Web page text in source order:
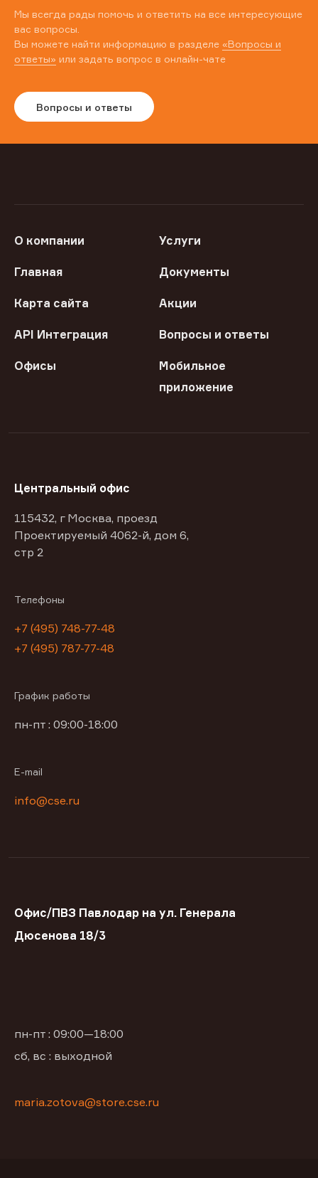
Мы всегда рады помочь и ответить на все интересующие
вас вопросы.
Вы можете найти информацию в разделе «Вопросы и
ответы» или задать вопрос в онлайн-чате
Вопросы и ответы
О компании Услуги
Главная Документы
Карта сайта Акции
API Интеграция Вопросы и ответы
Офисы
Мобильное
приложение
Центральный офис
115432, г Москва, проезд
Проектируемый 4062-й, дом 6,
стр 2
Телефоны
+7 (495) 748-77-48
+7 (495) 787-77-48
График работы
пн-пт : 09:00-18:00
E-mail
info@cse.ru
Офис/ПВЗ Павлодар на ул. Генерала
Дюсенова 18/3
пн-пт : 09:00—18:00
сб, вс : выходной
maria.zotova@store.cse.ru